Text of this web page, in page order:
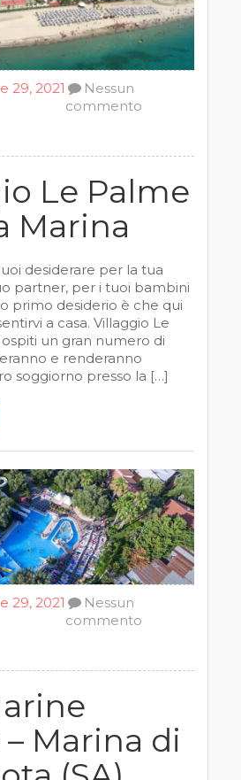
29, 2021
Nessun
commento
Le Palme
Marina
desiderare per la tua
partner, per i tuoi bambini
primo desiderio è che qui
a casa. Villaggio Le
un gran numero di
e renderanno
soggiorno presso la […]
29, 2021
Nessun
commento
Marina di